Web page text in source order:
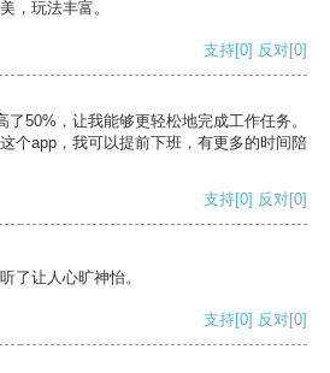
，玩法丰富。
支持[0] 反对[0]
50%，让我能够更轻松地完成工作任务。
个app，我可以提前下班，有更多的时间陪
支持[0] 反对[0]
了让人心旷神怡。
支持[0] 反对[0]